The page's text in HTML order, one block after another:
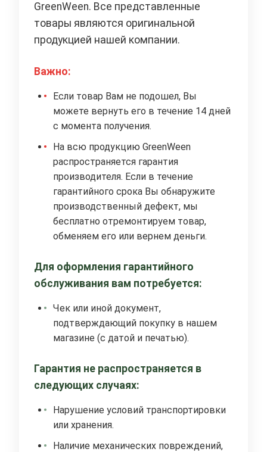
GreenWeen. Все представленные
товары являются оригинальной
продукцией нашей компании.
Важно:
Если товар Вам не подошел, Вы
можете вернуть его в течение 14 дней
с момента получения.
На всю продукцию GreenWeen
распространяется гарантия
производителя. Если в течение
гарантийного срока Вы обнаружите
производственный дефект, мы
бесплатно отремонтируем товар,
обменяем его или вернем деньги.
Для оформления гарантийного
обслуживания вам потребуется:
Чек или иной документ,
подтверждающий покупку в нашем
магазине (с датой и печатью).
Гарантия не распространяется в
следующих случаях:
Нарушение условий транспортировки
или хранения.
Наличие механических повреждений,